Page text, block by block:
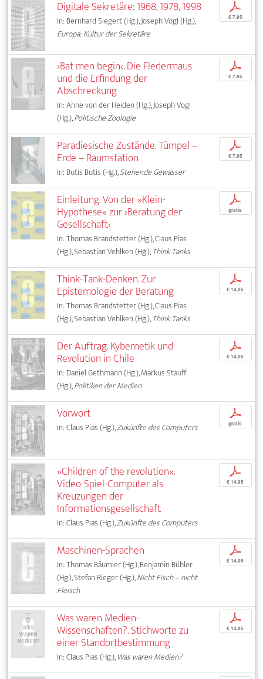
Digitale Sekretäre: 1968, 1978, 1998
In: Bernhard Siegert (Hg.), Joseph Vogl (Hg.),
Europa: Kultur der Sekretäre
p
€ 7,95
›Bat men begin‹. Die Fledermaus
und die Erfindung der
Abschreckung
In: Anne von der Heiden (Hg.), Joseph Vogl
(Hg.),Politische Zoologie
p
€ 7,95
Paradiesische Zustände. Tümpel –
Erde – Raumstation
In: Butis Butis (Hg.),Stehende Gewässer
p
€ 7,95
Einleitung. Von der »Klein-
Hypothese« zur ›Beratung der
Gesellschaft‹
In: Thomas Brandstetter (Hg.), Claus Pias
(Hg.), Sebastian Vehlken (Hg.),Think Tanks
p
gratis
Think-Tank-Denken. Zur
Epistemologie der Beratung
In: Thomas Brandstetter (Hg.), Claus Pias
(Hg.), Sebastian Vehlken (Hg.),Think Tanks
p
€ 14,95
Der Auftrag. Kybernetik und
Revolution in Chile
In: Daniel Gethmann (Hg.), Markus Stauff
(Hg.),Politiken der Medien
p
€ 14,95
Vorwort
In: Claus Pias (Hg.),Zukünfte des Computers
p
gratis
»Children of the revolution«.
Video-Spiel-Computer als
Kreuzungen der
Informationsgesellschaft
In: Claus Pias (Hg.),Zukünfte des Computers
p
€ 14,95
Maschinen-Sprachen
In: Thomas Bäumler (Hg.), Benjamin Bühler
(Hg.), Stefan Rieger (Hg.),Nicht Fisch – nicht
Fleisch
p
€ 14,95
Was waren Medien-
Wissenschaften?. Stichworte zu
einer Standortbestimmung
In: Claus Pias (Hg.),Was waren Medien?
p
€ 14,95